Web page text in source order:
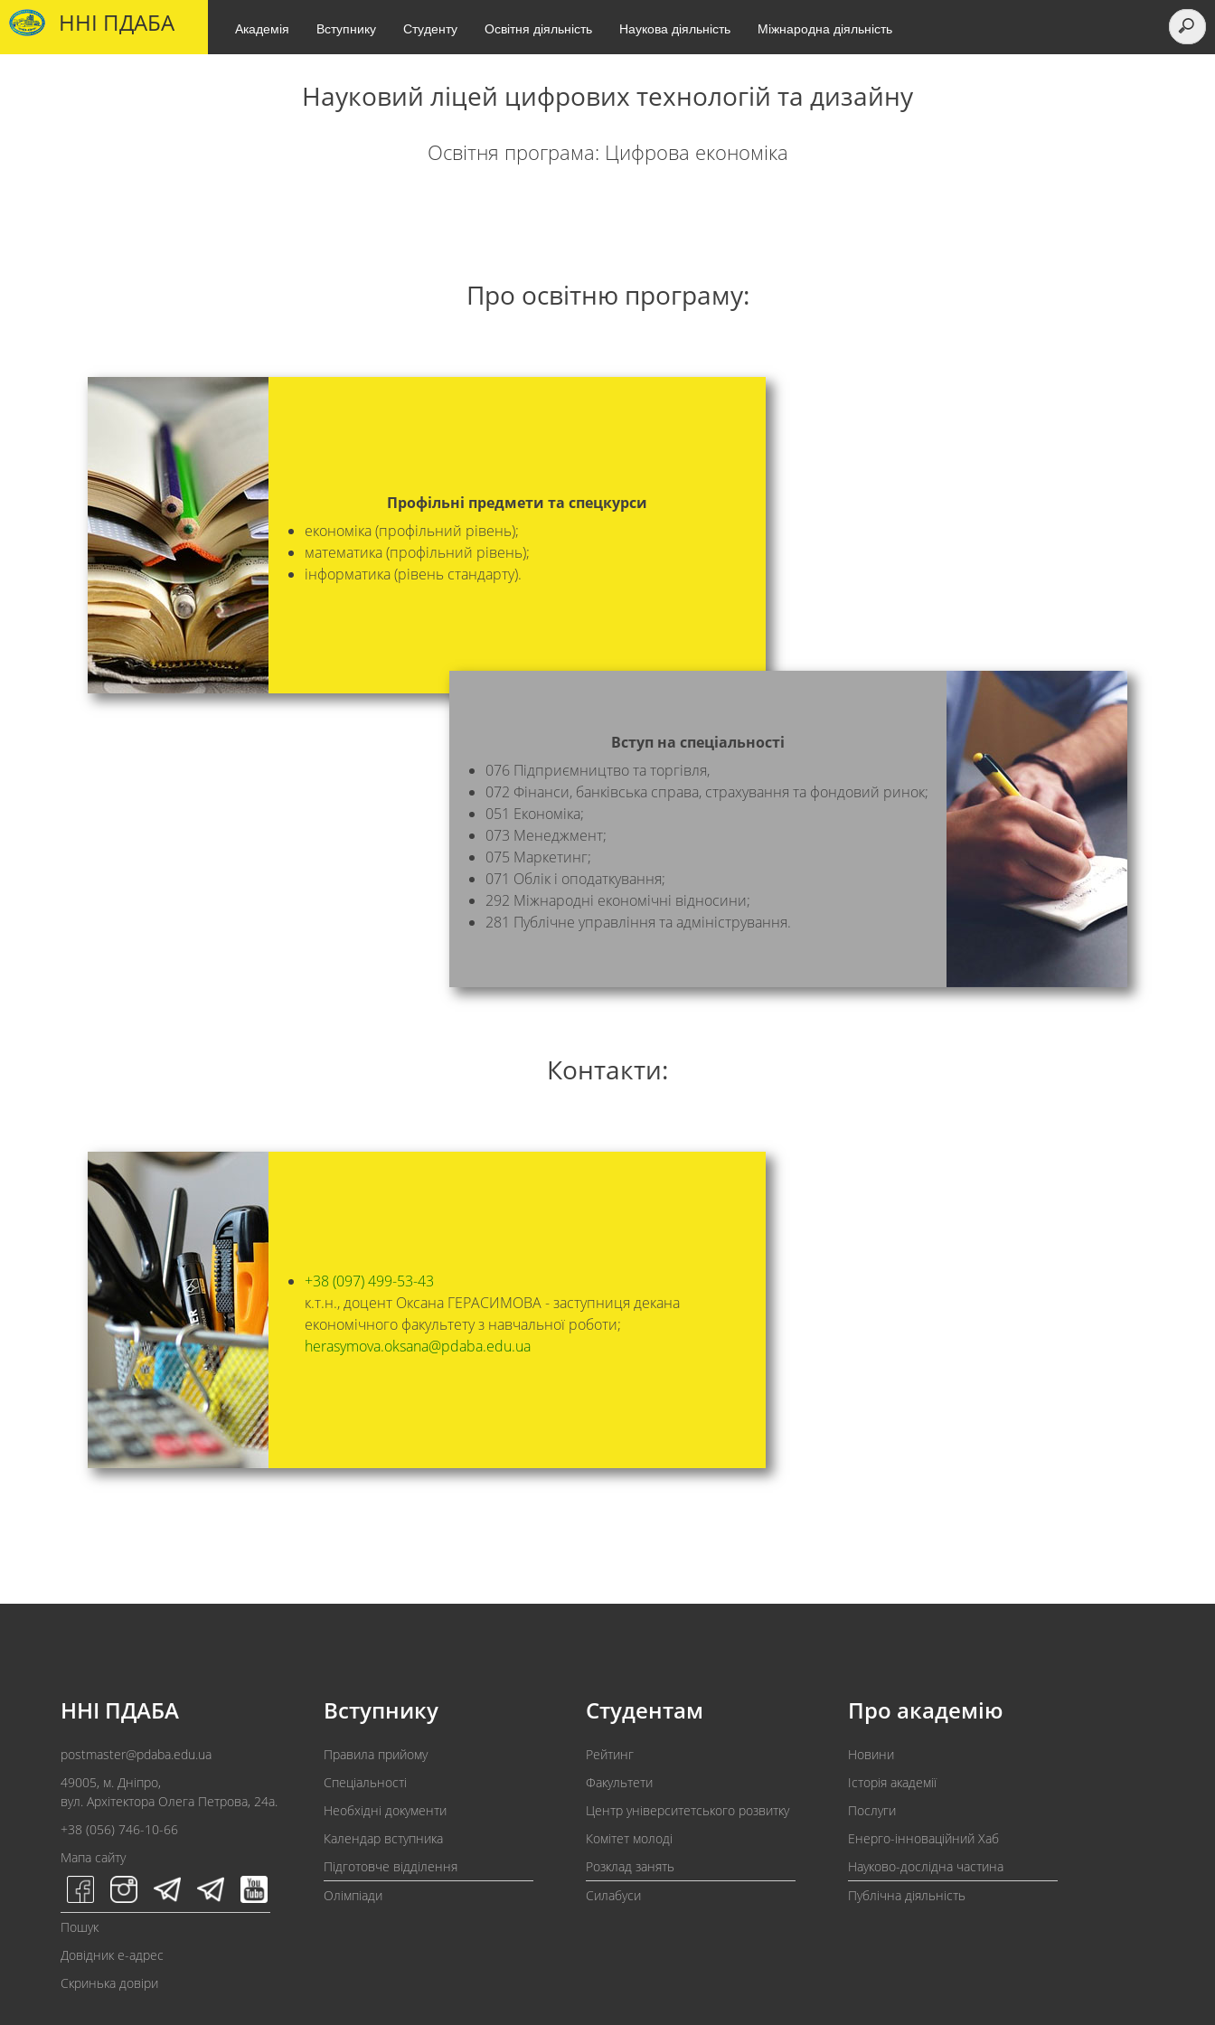
ННІ ПДАБА Академія Вступнику Студенту Освітня діяльність Наукова діяльність Міжнародна діяльність
Науковий ліцей цифрових технологій та дизайну
Освітня програма: Цифрова економіка
Про освітню програму:
Профільні предмети та спецкурси
економіка (профільний рівень);
математика (профільний рівень);
інформатика (рівень стандарту).
Вступ на спеціальності
076 Підприємництво та торгівля,
072 Фінанси, банківська справа, страхування та фондовий ринок;
051 Економіка;
073 Менеджмент;
075 Маркетинг;
071 Облік і оподаткування;
292 Міжнародні економічні відносини;
281 Публічне управління та адміністрування.
Контакти:
+38 (097) 499-53-43
к.т.н., доцент Оксана ГЕРАСИМОВА - заступниця декана
економічного факультету з навчальної роботи;
herasymova.oksana@pdaba.edu.ua
ННІ ПДАБА
postmaster@pdaba.edu.ua
49005, м. Дніпро,
вул. Архітектора Олега Петрова, 24а.
+38 (056) 746-10-66
Мапа сайту
Пошук
Довідник e-адрес
Скринька довіри
Вступнику
Правила прийому
Спеціальності
Необхідні документи
Календар вступника
Підготовче відділення
Олімпіади
Студентам
Рейтинг
Факультети
Центр університетського розвитку
Комітет молоді
Розклад занять
Силабуси
Про академію
Новини
Історія академії
Послуги
Енерго-інноваційний Хаб
Науково-дослідна частина
Публічна діяльність